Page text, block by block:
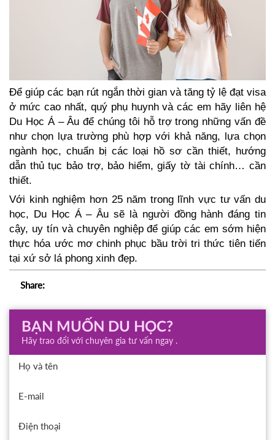
Để giúp các bạn rút ngắn thời gian và tăng tỷ lệ đạt visa
ở mức cao nhất, quý phụ huynh và các em hãy liên hệ
Du Học Á – Âu để chúng tôi hỗ trợ trong những vấn đề
như chọn lựa trường phù hợp với khả năng, lựa chọn
ngành học, chuẩn bị các loại hồ sơ cần thiết, hướng
dẫn thủ tục bảo trợ, bảo hiểm, giấy tờ tài chính… cần
thiết.
Với kinh nghiệm hơn 25 năm trong lĩnh vực tư vấn du
học, Du Học Á – Âu sẽ là người đồng hành đáng tin
cậy, uy tín và chuyên nghiệp để giúp các em sớm hiện
thực hóa ước mơ chinh phục bầu trời tri thức tiên tiến
tại xứ sở lá phong xinh đẹp.
Share:
BẠN MUỐN DU HỌC?
Hãy trao đổi với chuyên gia tư vấn ngay .
Họ và tên
E-mail
Điện thoại